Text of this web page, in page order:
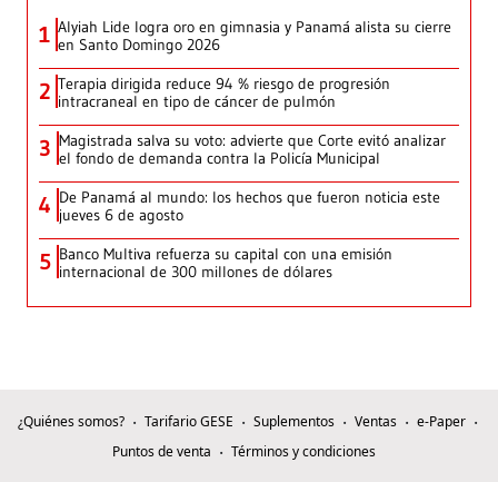
1 Alyiah Lide logra oro en gimnasia y Panamá alista su cierre
en Santo Domingo 2026
2 Terapia dirigida reduce 94 % riesgo de progresión
intracraneal en tipo de cáncer de pulmón
3 Magistrada salva su voto: advierte que Corte evitó analizar
el fondo de demanda contra la Policía Municipal
4 De Panamá al mundo: los hechos que fueron noticia este
jueves 6 de agosto
5 Banco Multiva refuerza su capital con una emisión
internacional de 300 millones de dólares
¿Quiénes somos? Tarifario GESE Suplementos Ventas
e-Paper
Puntos de venta
Términos y condiciones